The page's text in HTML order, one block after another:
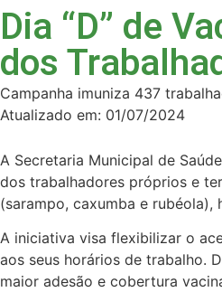
Dia “D” de
dos
Campanha imuniza 437
Atualizado em: 01/07/2024
A Secretaria Municipal de
dos trabalhadores próprios e
(sarampo, caxumba e rubéola),
A iniciativa visa flexibilizar o
aos seus horários de trabalho.
maior adesão e cobertura